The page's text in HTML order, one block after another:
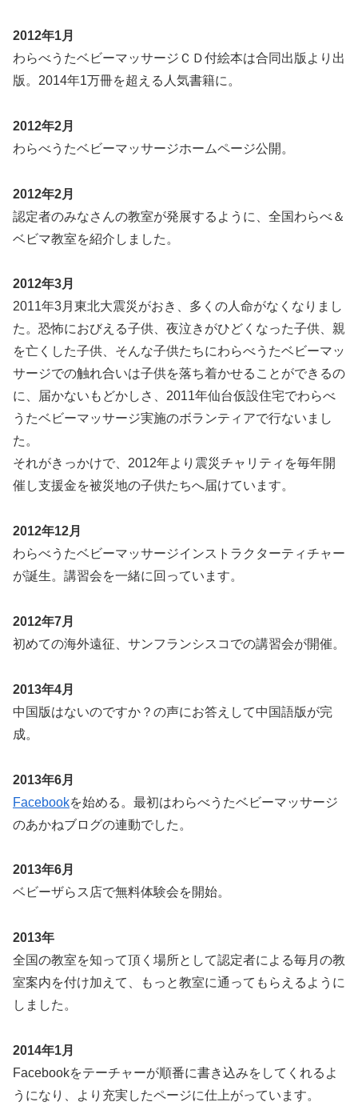
2012年1月
わらべうたベビーマッサージＣＤ付絵本は合同出版より出
版。2014年1万冊を超える人気書籍に。
2012年2月
わらべうたベビーマッサージホームページ公開。
2012年2月
認定者のみなさんの教室が発展するように、全国わらべ＆
ベビマ教室を紹介しました。
2012年3月
2011年3月東北大震災がおき、多くの人命がなくなりまし
た。恐怖におびえる子供、夜泣きがひどくなった子供、親
を亡くした子供、そんな子供たちにわらべうたベビーマッ
サージでの触れ合いは子供を落ち着かせることができるの
に、届かないもどかしさ、2011年仙台仮設住宅でわらべ
うたベビーマッサージ実施のボランティアで行ないまし
た。
それがきっかけで、2012年より震災チャリティを毎年開
催し支援金を被災地の子供たちへ届けています。
2012年12月
わらべうたベビーマッサージインストラクターティチャー
が誕生。講習会を一緒に回っています。
2012年7月
初めての海外遠征、サンフランシスコでの講習会が開催。
2013年4月
中国版はないのですか？の声にお答えして中国語版が完
成。
2013年6月
Facebookを始める。最初はわらべうたベビーマッサージ
のあかねブログの連動でした。
2013年6月
ベビーザらス店で無料体験会を開始。
2013年
全国の教室を知って頂く場所として認定者による毎月の教
室案内を付け加えて、もっと教室に通ってもらえるように
しました。
2014年1月
Facebookをテーチャーが順番に書き込みをしてくれるよ
うになり、より充実したページに仕上がっています。